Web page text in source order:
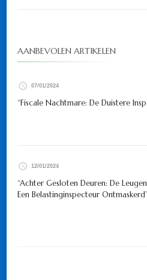
AANBEVOLEN ARTIKELEN
07/01/2024
“Fiscale Nachtmare: De Duistere
12/01/2024
“Achter Gesloten Deuren: De
Een Belastinginspecteur Ontmaskerd”